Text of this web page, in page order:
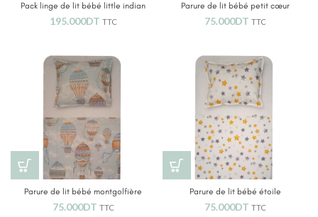
Pack linge de lit bébé little indian
195.000DT TTC
Parure de lit bébé petit cœur
75.000DT TTC
Parure de lit bébé montgolfière
75.000DT TTC
Parure de lit bébé étoile
75.000DT TTC